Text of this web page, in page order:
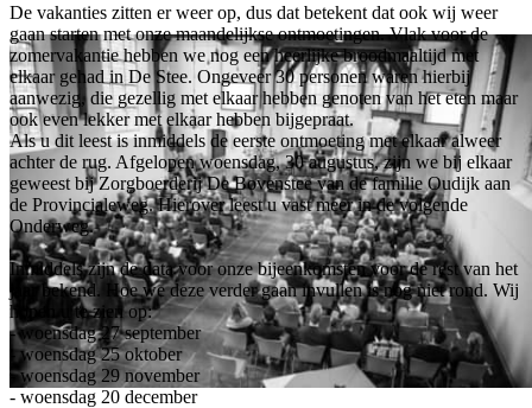
De vakanties zitten er weer op, dus dat betekent dat ook wij weer
gaan starten met onze maandelijkse ontmoetingen. Vlak voor de
zomervakantie hebben we nog een heerlijke broodmaaltijd met
elkaar gehad in De Stee. Ongeveer 30 personen waren hierbij
aanwezig, die gezellig met elkaar hebben genoten van het eten maar
ook even lekker met elkaar hebben bijgepraat.
Als u dit leest is inmiddels de eerste ontmoeting met elkaar alweer
achter de rug. Afgelopen woensdag, 30 augustus, zijn we bij elkaar
geweest bij Zorgboerderij De Bovenstee van de familie Oudijk aan
de Provincialeweg. Hierover leest u vast meer in de volgende
Onderweg.
Inmiddels zijn de data voor onze bijeenkomsten voor de rest van het
jaar bekend. Hoe we deze verder gaan invullen is nog niet rond. Wij
hopen u te zien op:
- woensdag 27 september
- woensdag 25 oktober
- woensdag 29 november
- woensdag 20 december